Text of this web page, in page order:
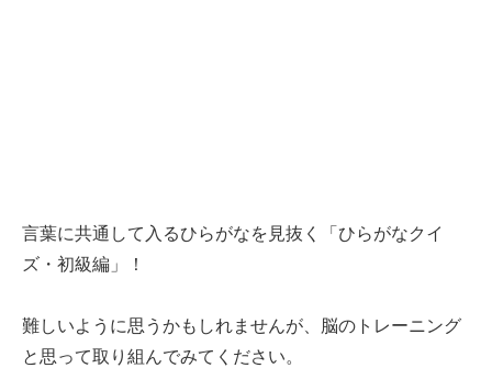
言葉に共通して入るひらがなを見抜く「ひらがなクイ
ズ・初級編」！
難しいように思うかもしれませんが、脳のトレーニング
と思って取り組んでみてください。